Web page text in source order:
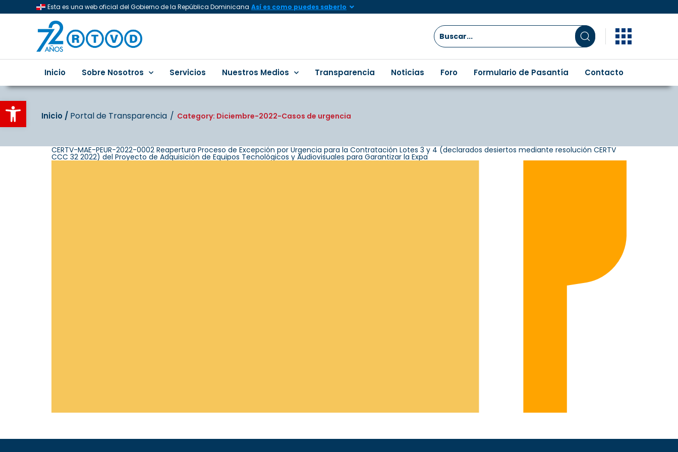
Abrir barra de herramientas
Esta es una web oficial del Gobierno de la República Dominicana Así es como puedes saberlo
Inicio Sobre Nosotros Servicios Nuestros Medios Transparencia Noticias Foro Formulario de Pasantía Contacto
Inicio‎‎ /‎ ‎ Portal de Transparencia Category: Diciembre-2022-Casos de urgencia
CERTV-MAE-PEUR-2022-0002 Reapertura Proceso de Excepción por Urgencia para la Contratación Lotes 3 y 4 (declarados desiertos mediante resolución CERTV
CCC 32 2022) del Proyecto de Adquisición de Equipos Tecnológicos y Audiovisuales para Garantizar la Expa